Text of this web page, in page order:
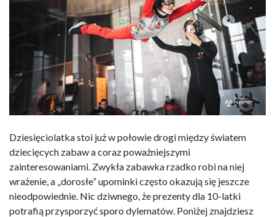
Dziesięciolatka stoi już w połowie drogi między światem
dziecięcych zabaw a coraz poważniejszymi
zainteresowaniami. Zwykła zabawka rzadko robi na niej
wrażenie, a „dorosłe” upominki często okazują się jeszcze
nieodpowiednie. Nic dziwnego, że prezenty dla 10-latki
potrafią przysporzyć sporo dylematów. Poniżej znajdziesz